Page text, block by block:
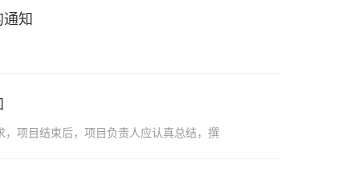
知
项目结束后，项目负责人应认真总结，撰